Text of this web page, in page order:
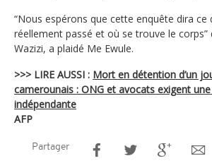
“Nous espérons que cette enquête dira ce
réellement passé et où se trouve le corps”
Wazizi, a plaidé Me Ewule.
>>> LIRE AUSSI : Mort en détention d’un
camerounais : ONG et avocats exigent
indépendante
AFP
Partager